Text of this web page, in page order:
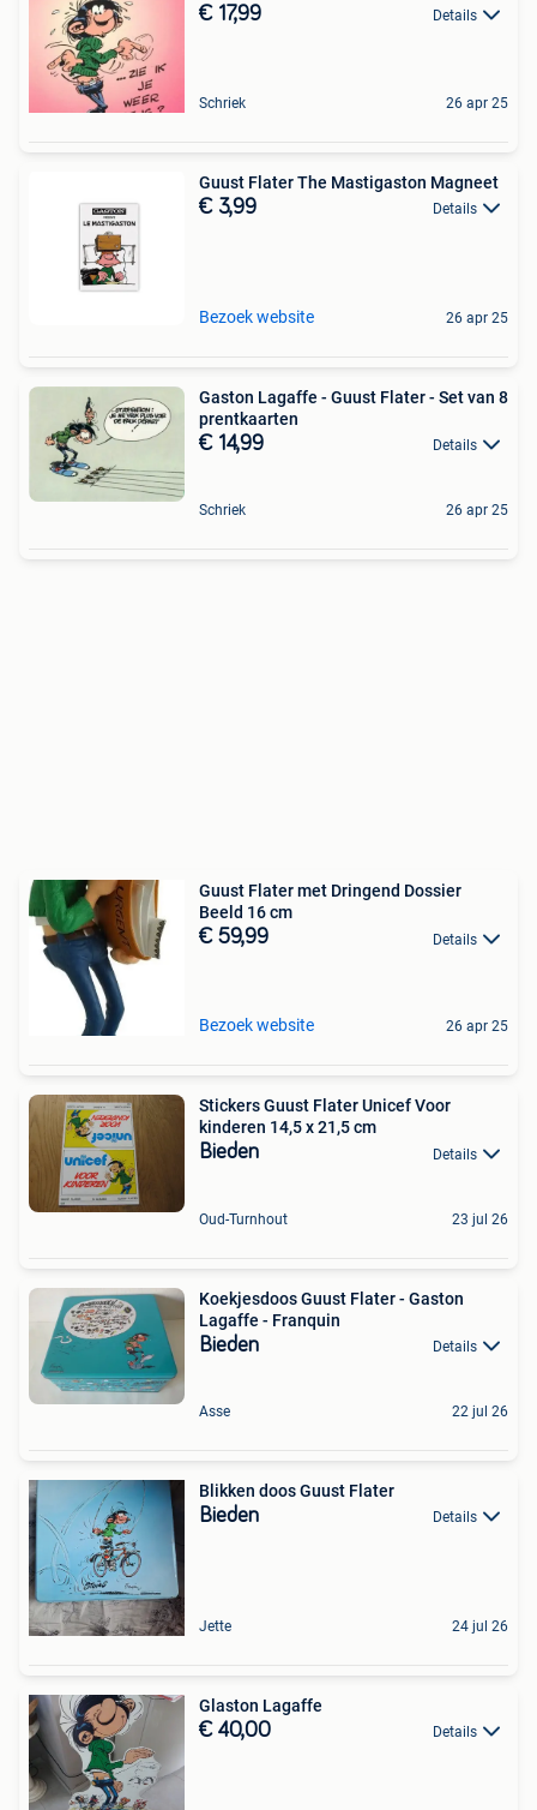
€ 17,99 Details
Schriek 26 apr 25
Guust Flater The Mastigaston Magneet
€ 3,99 Details
Bezoek website 26 apr 25
Gaston Lagaffe - Guust Flater - Set van 8
prentkaarten
€ 14,99 Details
Schriek 26 apr 25
Guust Flater met Dringend Dossier
Beeld 16 cm
€ 59,99 Details
Bezoek website 26 apr 25
Stickers Guust Flater Unicef Voor
kinderen 14,5 x 21,5 cm
Bieden Details
Oud-Turnhout 23 jul 26
Koekjesdoos Guust Flater - Gaston
Lagaffe - Franquin
Bieden Details
Asse 22 jul 26
Blikken doos Guust Flater
Bieden Details
Jette 24 jul 26
Glaston Lagaffe
€ 40,00 Details